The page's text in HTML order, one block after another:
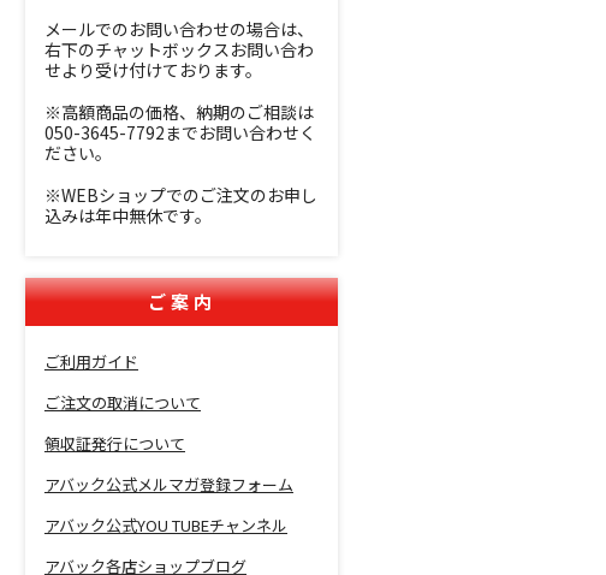
メールでのお問い合わせの場合は、
右下のチャットボックスお問い合わ
せより受け付けております。
※高額商品の価格、納期のご相談は
050-3645-7792までお問い合わせく
ださい。
※WEBショップでのご注文のお申し
込みは年中無休です。
ご案内
ご利用ガイド
ご注文の取消について
領収証発行について
アバック公式メルマガ登録フォーム
アバック公式YOU TUBEチャンネル
アバック各店ショップブログ